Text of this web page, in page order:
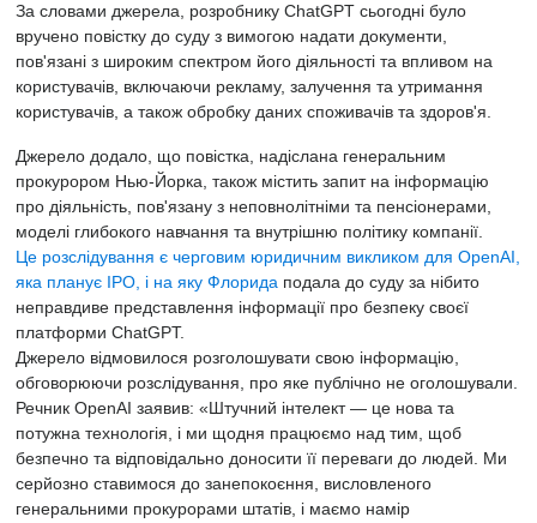
За словами джерела, розробнику ChatGPT сьогодні було
вручено повістку до суду з вимогою надати документи,
пов'язані з широким спектром його діяльності та впливом на
користувачів, включаючи рекламу, залучення та утримання
користувачів, а також обробку даних споживачів та здоров'я.
Джерело додало, що повістка, надіслана генеральним
прокурором Нью-Йорка, також містить запит на інформацію
про діяльність, пов'язану з неповнолітніми та пенсіонерами,
моделі глибокого навчання та внутрішню політику компанії.
Це розслідування є черговим юридичним викликом для OpenAI,
яка планує IPO, і на яку Флорида подала до суду за нібито
неправдиве представлення інформації про безпеку своєї
платформи ChatGPT.
Джерело відмовилося розголошувати свою інформацію,
обговорюючи розслідування, про яке публічно не оголошували.
Речник OpenAI заявив: «Штучний інтелект — це нова та
потужна технологія, і ми щодня працюємо над тим, щоб
безпечно та відповідально доносити її переваги до людей. Ми
серйозно ставимося до занепокоєння, висловленого
генеральними прокурорами штатів, і маємо намір